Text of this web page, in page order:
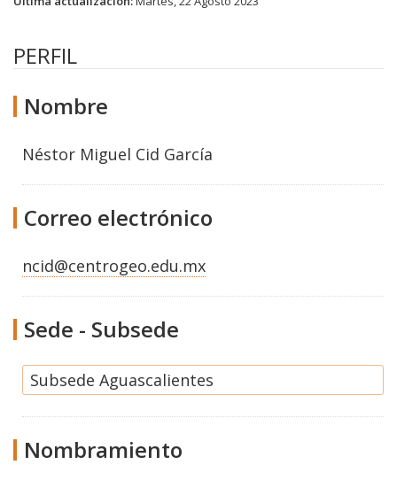
PERFIL
Nombre
Néstor Miguel Cid García
Correo electrónico
ncid@centrogeo.edu.mx
Sede - Subsede
Subsede Aguascalientes
Nombramiento